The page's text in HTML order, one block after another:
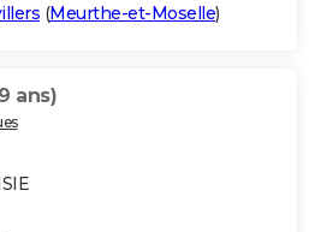
(Meurthe-et-Moselle)
ans)